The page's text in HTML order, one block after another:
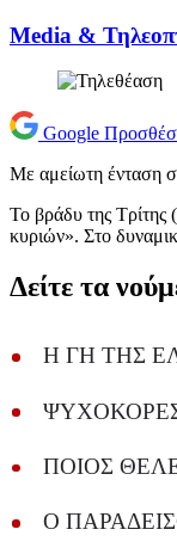
Media &
Google
Με αμείωτη ένταση
Το βράδυ της Τρίτης
κυριών». Στο
Δείτε τα
Η ΓΗ ΤΗΣ
ΨΥΧΟΚΟΡΕΣ
ΠΟΙΟΣ
Ο